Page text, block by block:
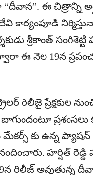
“దీవాన”. ఈ
కార్యంపూడి
శ్రీకాంత్
ఈ నెల 19న
రిలీజై ప్రేక్షకుల
కు ఉన్న
హర్షిత్ రెడ్డి
రిలీజ్ అవుతున్న